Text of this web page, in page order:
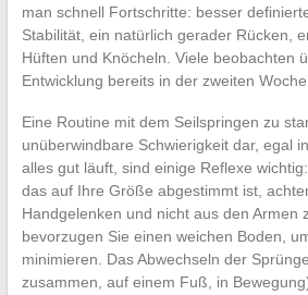
man schnell Fortschritte: besser
Stabilität, ein natürlich gerader Rücken,
Hüften und Knöcheln. Viele beobachten
Entwicklung bereits in der zweiten Woche.
Eine Routine mit dem Seilspringen zu
unüberwindbare Schwierigkeit dar, egal
alles gut läuft, sind einige Reflexe
das auf Ihre Größe abgestimmt ist,
Handgelenken und nicht aus den Armen
bevorzugen Sie einen weichen Boden,
minimieren. Das Abwechseln der
zusammen, auf einem Fuß, in